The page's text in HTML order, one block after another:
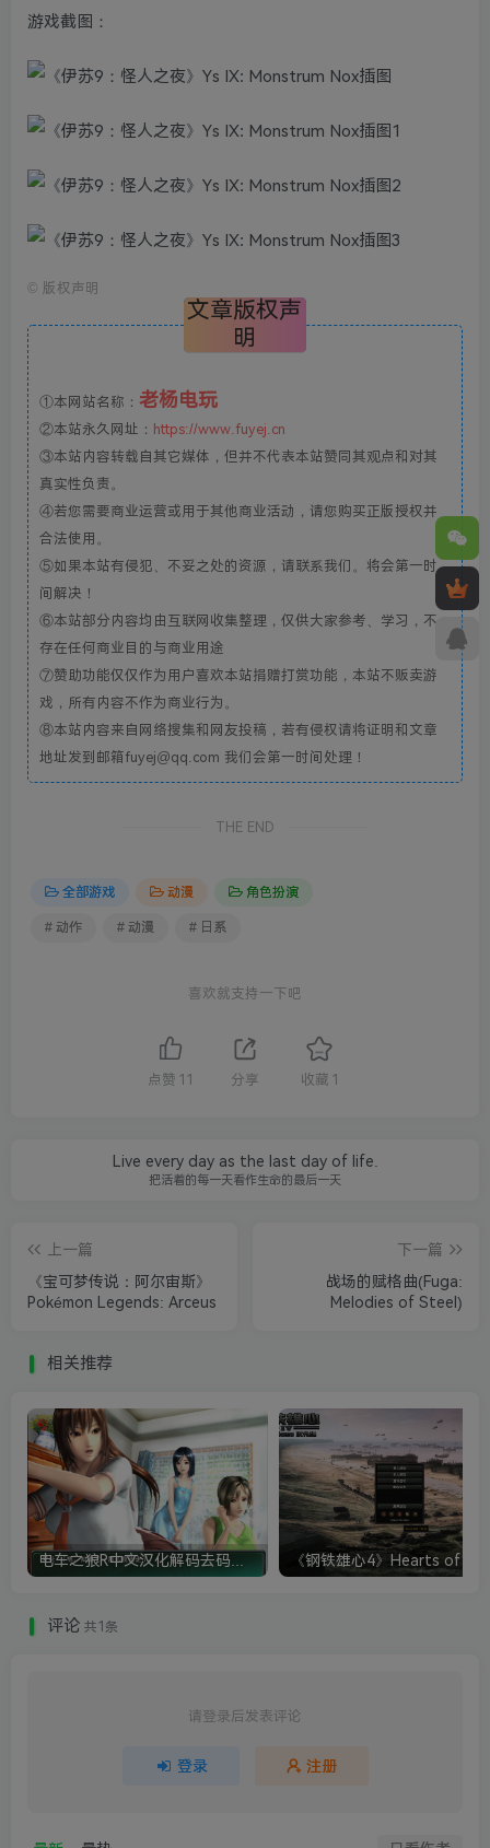
游戏截图：
© 版权声明
文章版权声
明
①本网站名称： 老杨电玩
②本站永久网址： https://www.fuyej.cn
③本站内容转载自其它媒体，但并不代表本站赞同其观点和对其
真实性负责。
④若您需要商业运营或用于其他商业活动，请您购买正版授权并
合法使用。
⑤如果本站有侵犯、不妥之处的资源，请联系我们。将会第一时
间解决！
⑥本站部分内容均由互联网收集整理，仅供大家参考、学习，不
存在任何商业目的与商业用途
⑦赞助功能仅仅作为用户喜欢本站捐赠打赏功能，本站不贩卖游
戏，所有内容不作为商业行为。
⑧本站内容来自网络搜集和网友投稿，若有侵权请将证明和文章
地址发到邮箱fuyej@qq.com 我们会第一时间处理！
THE END
全部游戏 动漫 角色扮演
# 动作 # 动漫 # 日系
喜欢就支持一下吧
点赞 11 分享 收藏 1
Live every day as the last day of life.
把活着的每一天看作生命的最后一天
上一篇
《宝可梦传说：阿尔宙斯》
Pokémon Legends: Arceus
下一篇
战场的赋格曲(Fuga:
Melodies of Steel)
相关推荐
评论 共1条
请登录后发表评论
登录 注册